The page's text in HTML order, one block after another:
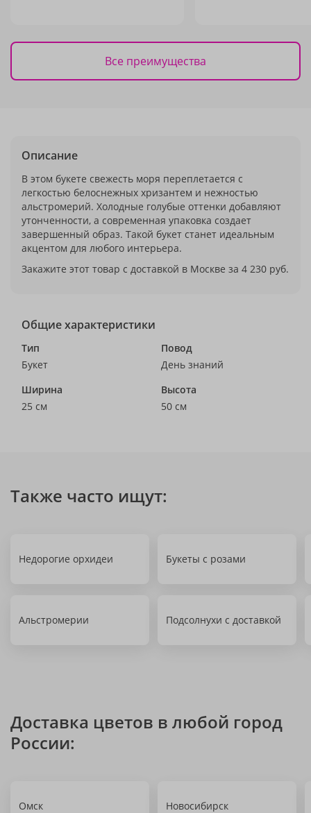
Все преимущества
Описание
В этом букете свежесть моря переплетается с
легкостью белоснежных хризантем и нежностью
альстромерий. Холодные голубые оттенки добавляют
утонченности, а современная упаковка создает
завершенный образ. Такой букет станет идеальным
акцентом для любого интерьера.
Закажите этот товар с доставкой в Москве за 4 230 руб.
Общие характеристики
Тип
Букет
Повод
День знаний
Ширина
25 см
Высота
50 см
Также часто ищут:
Недорогие орхидеи Букеты с розами
Альстромерии Подсолнухи с доставкой
Доставка цветов в любой город
России:
Омск Новосибирск